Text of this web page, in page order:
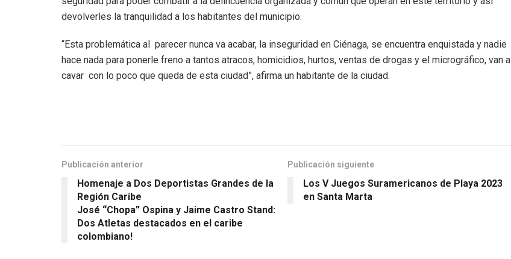
devolverles la tranquilidad a los habitantes del municipio.
“Esta problemática al parecer nunca va acabar, la inseguridad en Ciénaga, se encuentra enquistada y nadie
hace nada para ponerle freno a tantos atracos, homicidios, hurtos, ventas de drogas y el micrográfico, van a
cavar con lo poco que queda de esta ciudad”, afirma un habitante de la ciudad.
Publicación anterior
Homenaje a Dos Deportistas Grandes de la
Región Caribe
José “Chopa” Ospina y Jaime Castro Stand:
Dos Atletas destacados en el caribe
colombiano!
Publicación siguiente
Los V Juegos Suramericanos de Playa 2023
en Santa Marta